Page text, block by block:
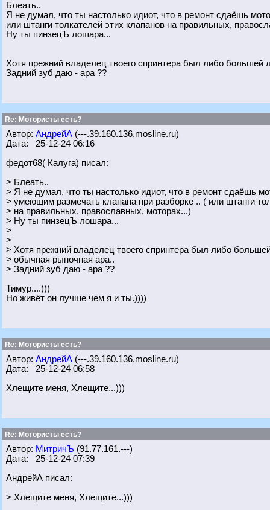
Блеать..
Я не думал, что ты настолько идиот, что в ремонт сдаёшь
или штанги толкателей этих клапанов на правильных,
Ну ты пинзецЪ лошара...
Хотя прежний владелец твоего спринтера был либо
Задний зуб даю - ара ??
Re: Мотористы есть?
Автор: АндрейА (---.39.160.136.mosline.ru)
Дата: 25-12-24 06:16
федот68( Калуга) писал:
> Блеать..
> Я не думал, что ты настолько идиот, что в ремонт сдаёшь
> умеющим размечать клапана при разборке .. ( или штанги
> на правильных, православных, моторах...)
> Ну ты пинзецЪ лошара...
>
>
> Хотя прежний владелец твоего спринтера был либо
> обычная рыночная ара..
> Задний зуб даю - ара ??
Тимур....)))
Но живёт он лучше чем я и ты.))))
Re: Мотористы есть?
Автор: АндрейА (---.39.160.136.mosline.ru)
Дата: 25-12-24 06:58
Хлещите меня, Хлещите...)))
Re: Мотористы есть?
Автор: МитричЪ (91.77.161.---)
Дата: 25-12-24 07:39
АндрейА писал:
> Хлещите меня, Хлещите...)))